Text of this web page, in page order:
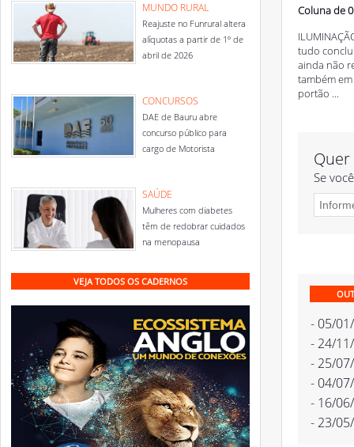
MUNDO RURAL
Reajuste no Funrural altera
alíquotas a partir de 1º de
abril de 2026
CONCURSOS
DAE de Bauru abre
concurso público para
cargo de Motorista
SAÚDE
Mulheres com diabetes
têm de redobrar cuidados
na menopausa
VEJA TODOS OS CADERNOS
Coluna de
tudo
ainda não
também
portão ...
Se
- 05/
- 24/
- 25/
- 04/
- 16/
- 23/